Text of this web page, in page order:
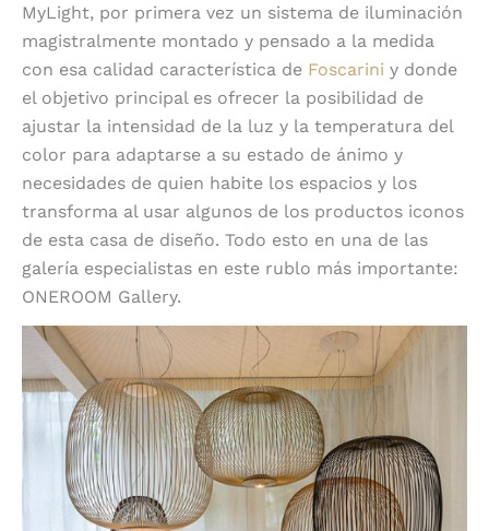
MyLight, por primera vez un sistema de iluminación
magistralmente montado y pensado a la medida
con esa calidad característica de Foscarini y donde
el objetivo principal es ofrecer la posibilidad de
ajustar la intensidad de la luz y la temperatura del
color para adaptarse a su estado de ánimo y
necesidades de quien habite los espacios y los
transforma al usar algunos de los productos iconos
de esta casa de diseño. Todo esto en una de las
galería especialistas en este rublo más importante:
ONEROOM Gallery.